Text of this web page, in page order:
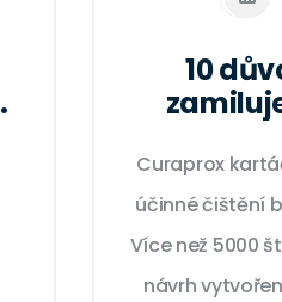
10
Curaprox
účinné čištění
Více než 5000
návrh